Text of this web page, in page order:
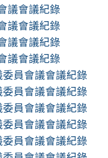
議會議紀錄
議會議紀錄
議會議紀錄
議會議紀錄
員會議會議紀錄
員會議會議紀錄
員會議會議紀錄
員會議會議紀錄
員會議會議紀錄